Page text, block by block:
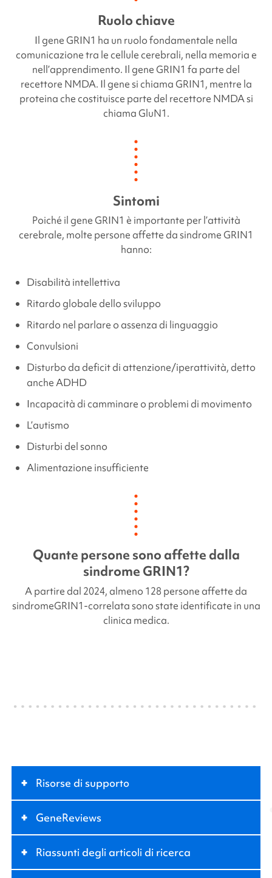
Ruolo chiave
Il geneGRIN1 ha un ruolo fondamentale nella
comunicazione tra le cellule cerebrali, nella memoria e
nell’apprendimento. Il geneGRIN1 fa parte del
recettore NMDA. Il gene si chiamaGRIN1, mentre la
proteina che costituisce parte del recettore NMDA si
chiama GluN1.
Sintomi
Poiché il geneGRIN1 è importante per l’attività
cerebrale, molte persone affette da sindromeGRIN1
hanno:
Disabilità intellettiva
Ritardo globale dello sviluppo
Ritardo nel parlare o assenza di linguaggio
Convulsioni
Disturbo da deficit di attenzione/iperattività, detto
anche ADHD
Incapacità di camminare o problemi di movimento
L’autismo
Disturbi del sonno
Alimentazione insufficiente
Quante persone sono affette dalla
sindrome GRIN1?
A partire dal 2024, almeno 128 persone affette da
sindromeGRIN1-correlatasono state identificate in una
clinica medica.
+ Risorse di supporto
+ GeneReviews
+ Riassunti degli articoli di ricerca